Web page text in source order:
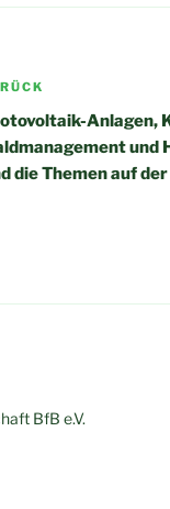
Anlagen,
und
die Themen auf
BfB e.V.